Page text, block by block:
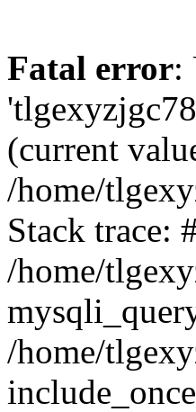
Fatal error:
(current
/home/
Stack trace:
/home/
/home/